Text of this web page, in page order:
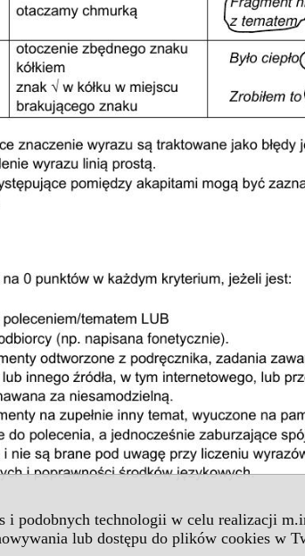
podobnych technologii w celu realizacji
lub dostępu do plików cookies w